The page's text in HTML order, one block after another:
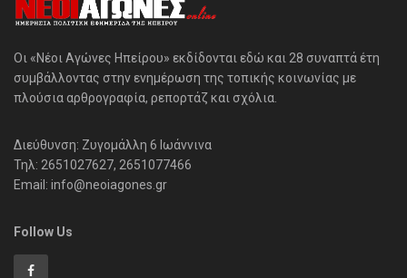
Οι «Νέοι Αγώνες Ηπείρου» εκδίδονται εδώ και 28 συναπτά έτη
συμβάλλοντας στην ενημέρωση της τοπικής κοινωνίας με
πλούσια αρθρογραφία, ρεπορτάζ και σχόλια.
Διεύθυνση: Ζυγομάλλη 6 Ιωάννινα
Τηλ: 2651027627, 2651077466
Email: info@neoiagones.gr
Follow Us